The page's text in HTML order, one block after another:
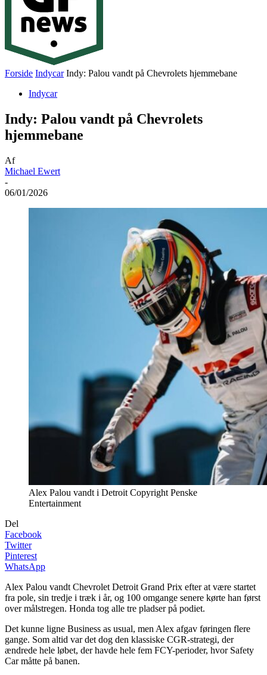
Forside Indycar Indy: Palou vandt på Chevrolets hjemmebane
Indycar
Indy: Palou vandt på Chevrolets
hjemmebane
Af
Michael Ewert
-
06/01/2026
Alex Palou vandt i Detroit Copyright Penske
Entertainment
Del
Facebook
Twitter
Pinterest
WhatsApp
Alex Palou vandt Chevrolet Detroit Grand Prix efter at være startet
fra pole, sin tredje i træk i år, og 100 omgange senere kørte han først
over målstregen. Honda tog alle tre pladser på podiet.
Det kunne ligne Business as usual, men Alex afgav føringen flere
gange. Som altid var det dog den klassiske CGR-strategi, der
ændrede hele løbet, der havde hele fem FCY-perioder, hvor Safety
Car måtte på banen.